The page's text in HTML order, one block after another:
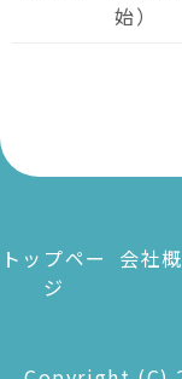
始）
トップペー
ジ
会社